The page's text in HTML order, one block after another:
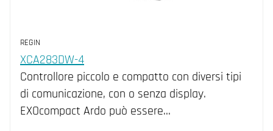
REGIN
XCA283DW-4
Controllore piccolo e compatto con diversi tipi
di comunicazione, con o senza display.
EXOcompact Ardo può essere…